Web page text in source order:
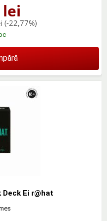
lei
(-22,77%)
Ei r@hat